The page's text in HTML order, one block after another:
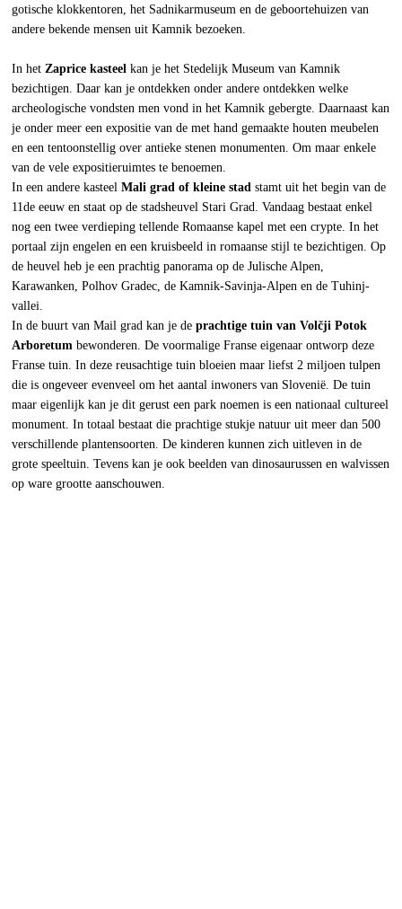
gotische klokkentoren, het Sadnikarmuseum en de geboortehuizen van
andere bekende mensen uit Kamnik bezoeken.
In het Zaprice kasteel kan je het Stedelijk Museum van Kamnik
bezichtigen. Daar kan je ontdekken onder andere ontdekken welke
archeologische vondsten men vond in het Kamnik gebergte. Daarnaast kan
je onder meer een expositie van de met hand gemaakte houten meubelen
en een tentoonstellig over antieke stenen monumenten. Om maar enkele
van de vele expositieruimtes te benoemen.
In een andere kasteel Mali grad of kleine stad stamt uit het begin van de
11de eeuw en staat op de stadsheuvel Stari Grad. Vandaag bestaat enkel
nog een twee verdieping tellende Romaanse kapel met een crypte. In het
portaal zijn engelen en een kruisbeeld in romaanse stijl te bezichtigen. Op
de heuvel heb je een prachtig panorama op de Julische Alpen,
Karawanken, Polhov Gradec, de Kamnik-Savinja-Alpen en de Tuhinj-
vallei.
In de buurt van Mail grad kan je de prachtige tuin van Volčji Potok
Arboretum bewonderen. De voormalige Franse eigenaar ontworp deze
Franse tuin. In deze reusachtige tuin bloeien maar liefst 2 miljoen tulpen
die is ongeveer evenveel om het aantal inwoners van Slovenië. De tuin
maar eigenlijk kan je dit gerust een park noemen is een nationaal cultureel
monument. In totaal bestaat die prachtige stukje natuur uit meer dan 500
verschillende plantensoorten. De kinderen kunnen zich uitleven in de
grote speeltuin. Tevens kan je ook beelden van dinosaurussen en walvissen
op ware grootte aanschouwen.